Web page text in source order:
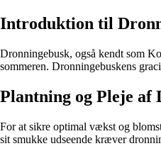
Introduktion til
Dronningebusk, også kendt som
sommeren. Dronningebuskens
Plantning og Pleje af
For at sikre optimal vækst og
sit smukke udseende kræver